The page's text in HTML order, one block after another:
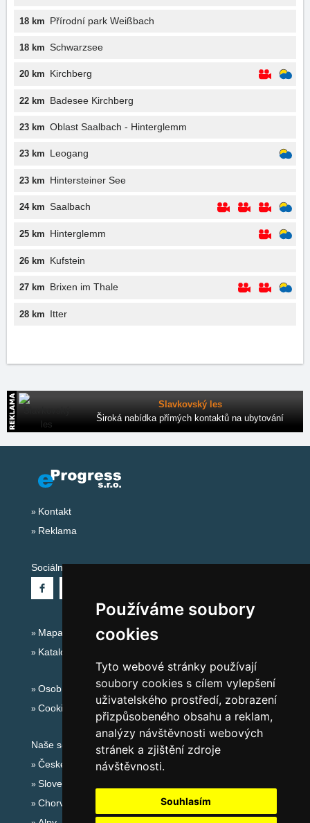
Používáme soubory
cookies
Tyto webové stránky používají
soubory cookies s cílem vylepšení
uživatelského prostředí, zobrazení
přizpůsobeného obsahu a reklam,
analýzy návštěvnosti webových
stránek a zjištění zdroje
návštěvnosti.
Souhlasím
18 km Přírodní park Weißbach
18 km Schwarzsee
20 km Kirchberg
22 km Badesee Kirchberg
23 km Oblast Saalbach - Hinterglemm
23 km Leogang
23 km Hintersteiner See
24 km Saalbach
25 km Hinterglemm
26 km Kufstein
27 km Brixen im Thale
28 km Itter
Slavkovský les
Široká nabídka přímých kontaktů na ubytování
Kontakt
Reklama
Sociální sítě:
Mapa serveru Alpy - Rakousko
Katalog ubytování
Osobní údaje
Cookies
Naše servery:
České hory
Slovenské hory
Chorvatsko